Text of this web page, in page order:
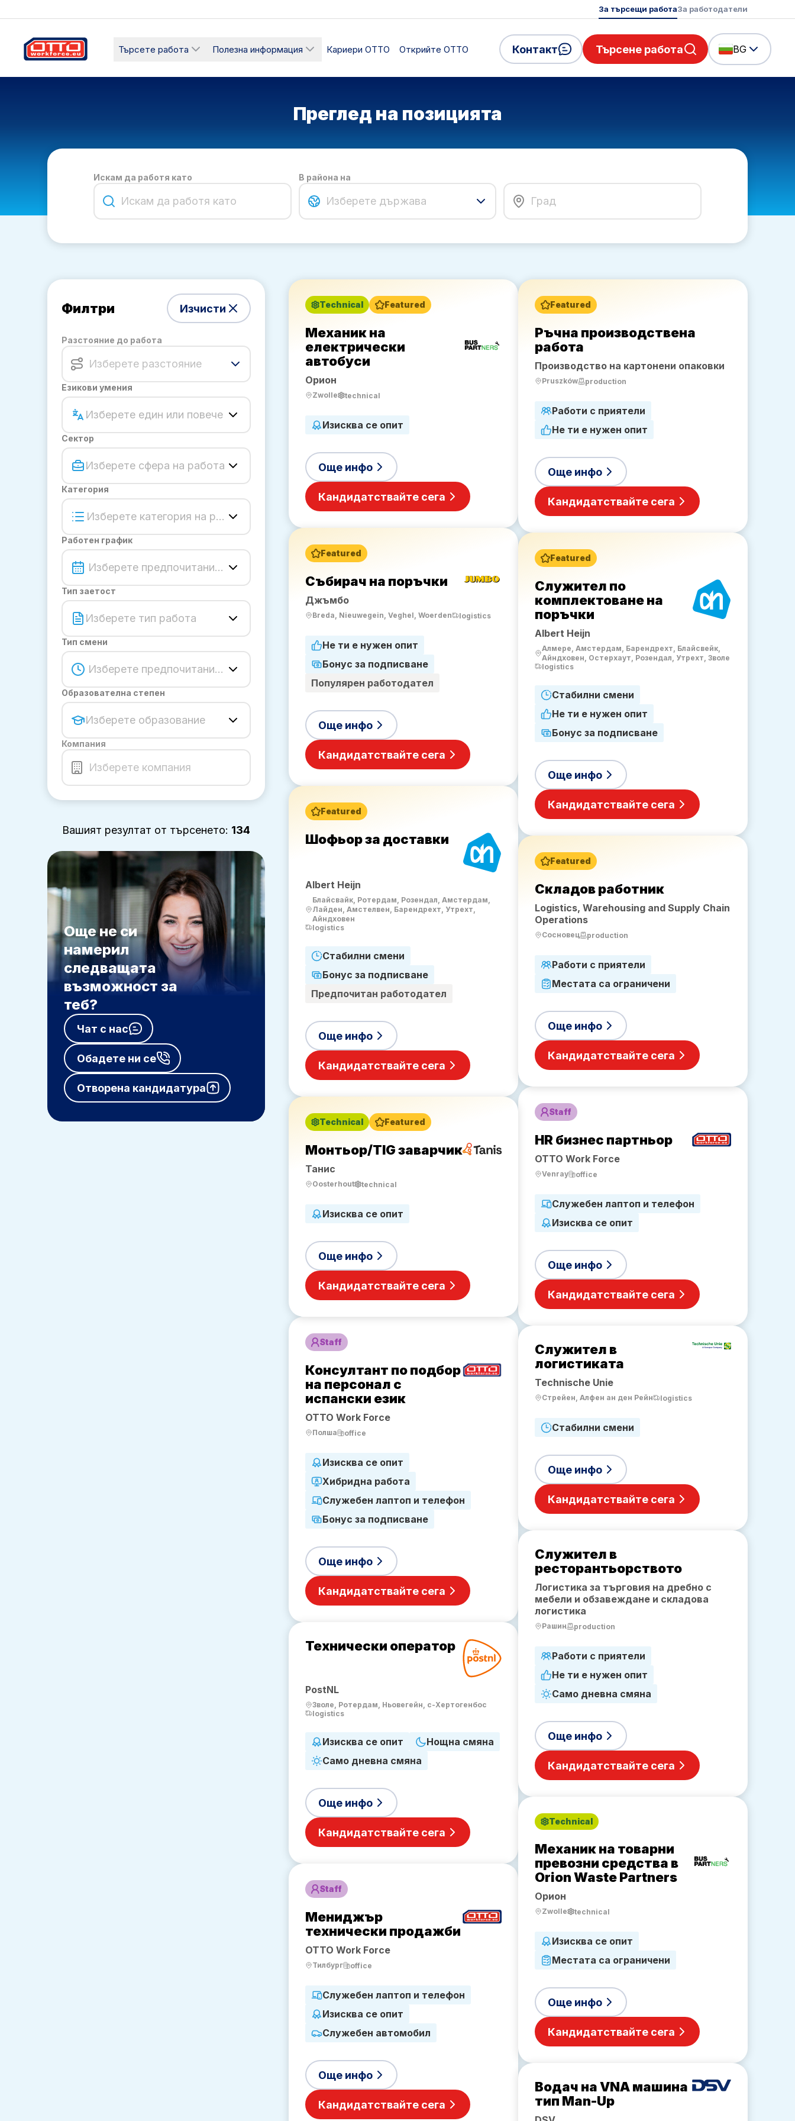
За търсещи работаЗа работодатели
Търсете работа Полезна информация Кариери ОТТО Открийте OTTO Контакт Търсене работа BG
Преглед на позицията
Искам да работя като В района на
Изберете държава
Филтри Изчисти
Разстояние до работа
Изберете разстояние
Езикови умения
Изберете един или повече
Сектор
Изберете сфера на работа
Категория
Изберете категория на работа
Работен график
Изберете предпочитание за график
Тип заетост
Изберете тип работа
Тип смени
Изберете предпочитание за смени
Образователна степен
Изберете образование
Компания
Вашият резултат от търсенето: 134
Още не си
намерил
следващата
възможност за
теб?
Чат с нас
Обадете ни се
Отворена кандидатура
Technical Featured
Механик на
електрически
автобуси
Орион
Zwolle technical
Изисква се опит
Още инфо
Кандидатствайте сега
Featured
Събирач на поръчки
Джъмбо
Breda, Nieuwegein, Veghel, Woerden logistics
Не ти е нужен опит
Бонус за подписване
Популярен работодател
Още инфо
Кандидатствайте сега
Featured
Шофьор за доставки
Albert Heijn
Блайсвайк, Ротердам, Розендал, Амстердам,
Лайден, Амстелвен, Барендрехт, Утрехт,
Айндховен
logistics
Стабилни смени
Бонус за подписване
Предпочитан работодател
Още инфо
Кандидатствайте сега
Technical Featured
Монтьор/TIG заварчик
Танис
Oosterhout technical
Изисква се опит
Още инфо
Кандидатствайте сега
Staff
Консултант по подбор
на персонал с
испански език
OTTO Work Force
Полша office
Изисква се опит
Хибридна работа
Служебен лаптоп и телефон
Бонус за подписване
Още инфо
Кандидатствайте сега
Технически оператор
PostNL
Зволе, Ротердам, Ньовегейн, с-Хертогенбос
logistics
Изисква се опит
Нощна смяна
Само дневна смяна
Още инфо
Кандидатствайте сега
Staff
Мениджър
технически продажби
OTTO Work Force
Тилбург office
Служебен лаптоп и телефон
Изисква се опит
Служебен автомобил
Още инфо
Кандидатствайте сега
Featured
Ръчна производствена
работа
Производство на картонени опаковки
Pruszków production
Работи с приятели
Не ти е нужен опит
Още инфо
Кандидатствайте сега
Featured
Служител по
комплектоване на
поръчки
Albert Heijn
Алмере, Амстердам, Барендрехт, Блайсвейк,
Айндховен, Остерхаут, Розендал, Утрехт, Зволе
logistics
Стабилни смени
Не ти е нужен опит
Бонус за подписване
Още инфо
Кандидатствайте сега
Featured
Складов работник
Logistics, Warehousing and Supply Chain
Operations
Сосновец production
Работи с приятели
Местата са ограничени
Още инфо
Кандидатствайте сега
Staff
HR бизнес партньор
OTTO Work Force
Venray office
Служебен лаптоп и телефон
Изисква се опит
Още инфо
Кандидатствайте сега
Служител в
логистиката
Technische Unie
Стрейен, Алфен ан ден Рейн logistics
Стабилни смени
Още инфо
Кандидатствайте сега
Служител в
ресторантьорството
Логистика за търговия на дребно с
мебели и обзавеждане и складова
логистика
Рашин production
Работи с приятели
Не ти е нужен опит
Само дневна смяна
Още инфо
Кандидатствайте сега
Technical
Механик на товарни
превозни средства в
Orion Waste Partners
Орион
Zwolle technical
Изисква се опит
Местата са ограничени
Още инфо
Кандидатствайте сега
Водач на VNA машина
тип Man-Up